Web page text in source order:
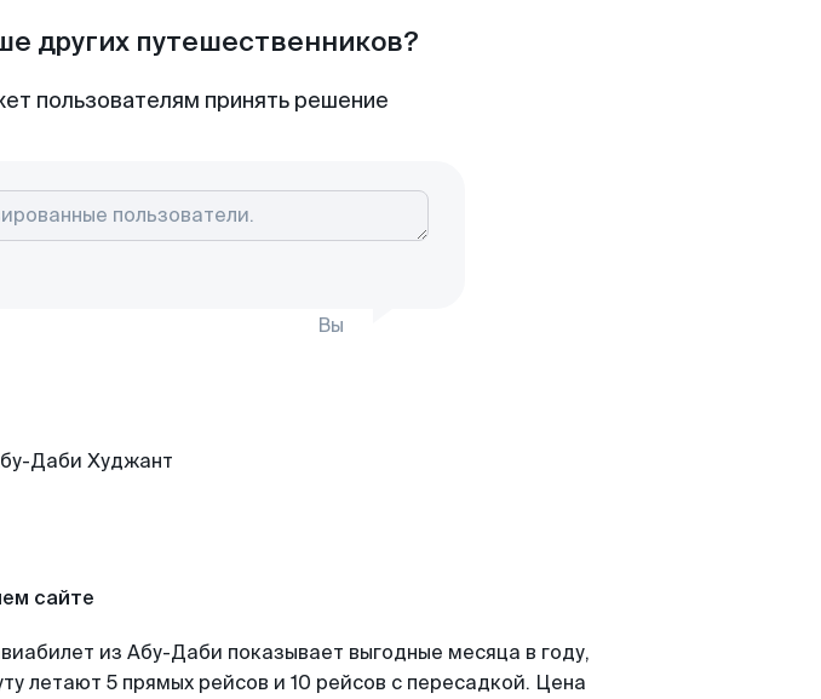
других путешественников?
пользователям принять решение
Вы
сайте
из Абу-Даби показывает выгодные месяца в году,
летают 5 прямых рейсов и 10 рейсов с пересадкой. Цена